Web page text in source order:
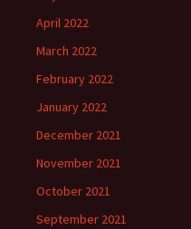
April 2022
March 2022
February 2022
January 2022
December 2021
November 2021
October 2021
September 2021